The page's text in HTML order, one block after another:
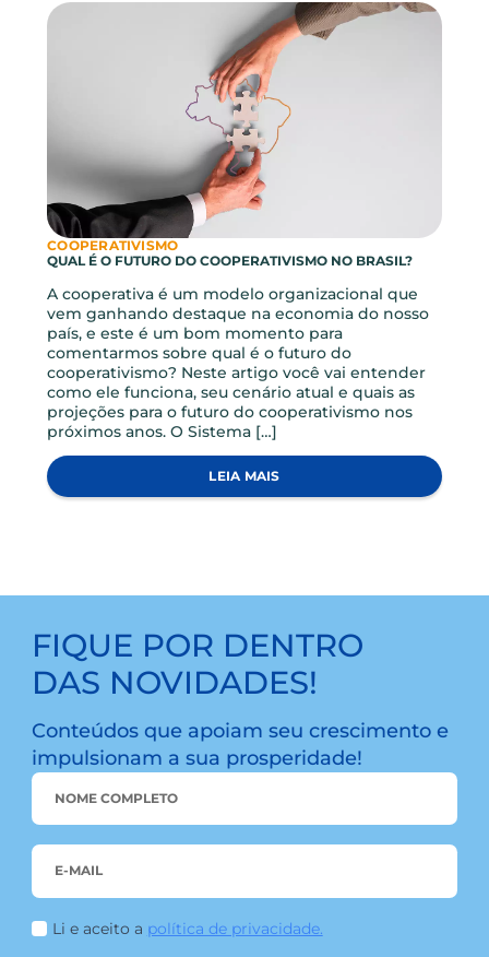
COOPERATIVISMO
COOPERATIVA X BANCO: QUAIS AS PRINCIPAIS
DIFERENÇAS?
Ambas são instituições financeiras fiscalizadas
pelo Banco Central e oferecem produtos em
comum. Cooperativa x banco: então, afinal, qual é
a diferença entre eles? Apesar de muitas
semelhanças, as cooperativas de crédito e os
bancos são organizações muito diferentes
quando analisamos a natureza e estrutura de
cada uma delas. Para entender melhor como
funcionam esses […]
LEIA MAIS
A cooperativa é um modelo organizacional que
vem ganhando destaque na economia do nosso
comentarmos sobre qual é o futuro do